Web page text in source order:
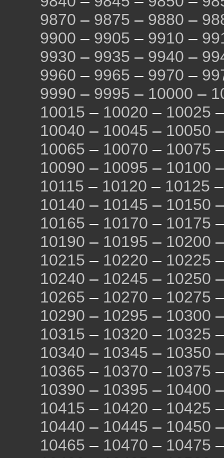
9870 – 9875 – 9880 –
9900 – 9905 – 9910 –
9930 – 9935 – 9940 –
9960 – 9965 – 9970 –
9990 – 9995 – 10000 –
10015 – 10020 – 10025
10040 – 10045 – 10050
10065 – 10070 – 10075
10090 – 10095 – 10100
10115 – 10120 – 10125
10140 – 10145 – 10150
10165 – 10170 – 10175
10190 – 10195 – 10200
10215 – 10220 – 10225
10240 – 10245 – 10250
10265 – 10270 – 10275
10290 – 10295 – 10300
10315 – 10320 – 10325
10340 – 10345 – 10350
10365 – 10370 – 10375
10390 – 10395 – 10400
10415 – 10420 – 10425
10440 – 10445 – 10450
10465 – 10470 – 10475